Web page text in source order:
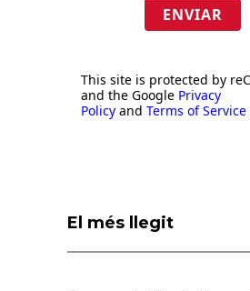
ENVIAR
This site is protected by
and the Google Privacy
Policy and Terms of Service
El més llegit